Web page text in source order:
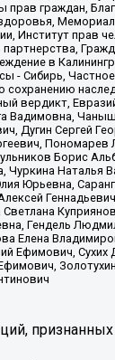
граждан,
Институт прав
в
Сибирь,
вердикт,
Вадимовна,
Дугин Сергей
Пономарев
Борис
Наталья
Юрьевна,
Гендель
Елена
Ефимович, Сухих
признанных